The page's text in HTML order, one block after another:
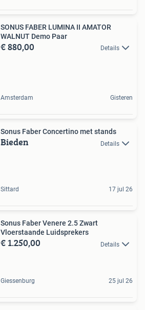
SONUS FABER LUMINA II AMATOR
WALNUT Demo Paar
€ 880,00 Details
Amsterdam Gisteren
Sonus Faber Concertino met stands
Bieden Details
Sittard 17 jul 26
Sonus Faber Venere 2.5 Zwart
Vloerstaande Luidsprekers
€ 1.250,00 Details
Giessenburg 25 jul 26